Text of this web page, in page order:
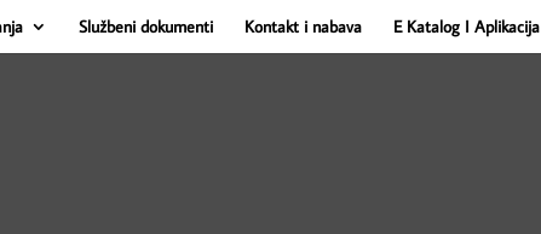
Službeni dokumenti Kontakt i nabava E Katalog I Aplikacija